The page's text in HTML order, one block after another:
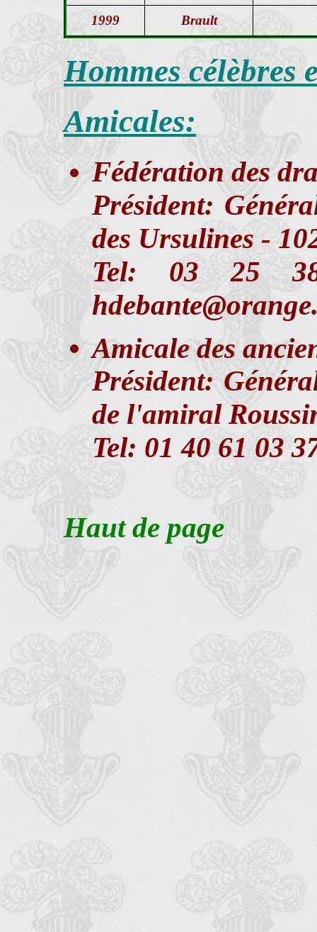
1999 Brault
Hommes célèbres
Amicales:
Fédération des
Président:
des Ursulines -
Tel: 03 25
Amicale des
Président:
de l'amiral
Tel: 01 40 61 03
Haut de page